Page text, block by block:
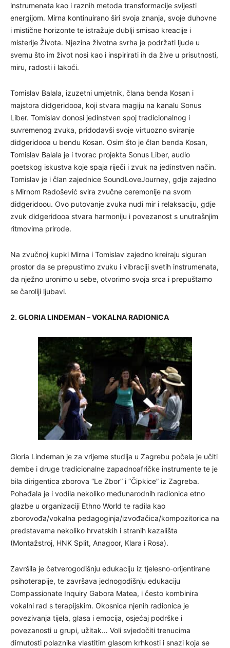
instrumenata kao i raznih metoda transformacije svijesti
energijom. Mirna kontinuirano širi svoja znanja, svoje duhovne
i mistične horizonte te istražuje dublji smisao kreacije i
misterije Života. Njezina životna svrha je podržati ljude u
svemu što im život nosi kao i inspirirati ih da žive u prisutnosti,
miru, radosti i lakoći.
Tomislav Balala, izuzetni umjetnik, člana benda Kosan i
majstora didgeridooa, koji stvara magiju na kanalu Sonus
Liber. Tomislav donosi jedinstven spoj tradicionalnog i
suvremenog zvuka, pridodavši svoje virtuozno sviranje
didgeridooa u bendu Kosan. Osim što je član benda Kosan,
Tomislav Balala je i tvorac projekta Sonus Liber, audio
poetskog iskustva koje spaja riječi i zvuk na jedinstven način.
Tomislav je i član zajednice SoundLoveJourney, gdje zajedno
s Mirnom Radošević svira zvučne ceremonije na svom
didgeridoou. Ovo putovanje zvuka nudi mir i relaksaciju, gdje
zvuk didgeridooa stvara harmoniju i povezanost s unutrašnjim
ritmovima prirode.
Na zvučnoj kupki Mirna i Tomislav zajedno kreiraju siguran
prostor da se prepustimo zvuku i vibraciji svetih instrumenata,
da nježno uronimo u sebe, otvorimo svoja srca i prepuštamo
se čaroliji ljubavi.
2. GLORIA LINDEMAN – VOKALNA RADIONICA
Gloria Lindeman je za vrijeme studija u Zagrebu počela je učiti
dembe i druge tradicionalne zapadnoafričke instrumente te je
bila dirigentica zborova “Le Zbor” i “Čipkice” iz Zagreba.
Pohađala je i vodila nekoliko međunarodnih radionica etno
glazbe u organizaciji Ethno World te radila kao
zborovođa/vokalna pedagoginja/izvođačica/kompozitorica na
predstavama nekoliko hrvatskih i stranih kazališta
(Montažstroj, HNK Split, Anagoor, Klara i Rosa).
Završila je četverogodišnju edukaciju iz tjelesno-orijentirane
psihoterapije, te završava jednogodišnju edukaciju
Compassionate Inquiry Gabora Matea, i često kombinira
vokalni rad s terapijskim. Okosnica njenih radionica je
povezivanja tijela, glasa i emocija, osjećaj podrške i
povezanosti u grupi, užitak… Voli svjedočiti trenucima
dirnutosti polaznika vlastitim glasom krhkosti i snazi koja se